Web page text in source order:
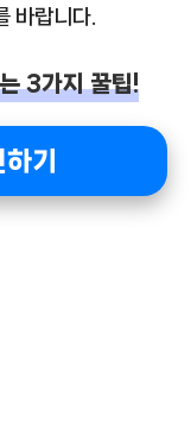
바랍니다.
3가지 꿀팁!
기